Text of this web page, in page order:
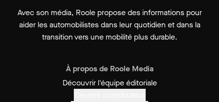
Avec son média, Roole propose des informations pour
aider les automobilistes dans leur quotidien et dans la
transition vers une mobilité plus durable.
À propos de Roole Media
Découvrir l'équipe éditoriale